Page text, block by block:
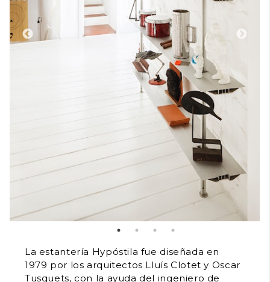
La estantería Hypóstila fue diseñada en
1979 por los arquitectos Lluís Clotet y Oscar
Tusquets, con la ayuda del ingeniero de